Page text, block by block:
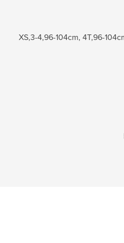
XS,3-4,96-104cm, 4T,96-